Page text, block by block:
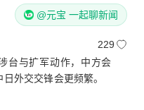
@元宝 一起聊新闻
229
台与扩军动作，中方会
外交交锋会更频繁。